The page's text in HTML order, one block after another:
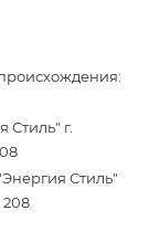
г.
Стиль"
208